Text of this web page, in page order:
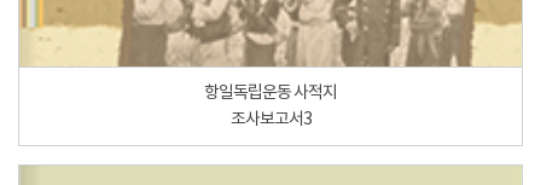
항일독립운동 사적지
조사보고서3